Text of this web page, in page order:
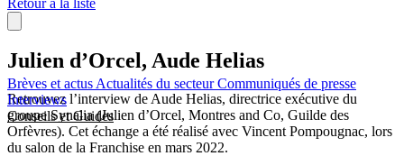
Brèves et actus Actualités du secteurCommuniqués de presse
Interviews
Conseils et Guides
Retour à la liste
Julien d’Orcel, Aude Helias
Retrouvez l’interview de Aude Helias, directrice exécutive du
groupe Synalia (Julien d’Orcel, Montres and Co, Guilde des
Orfèvres). Cet échange a été réalisé avec Vincent Pompougnac, lors
du salon de la Franchise en mars 2022.